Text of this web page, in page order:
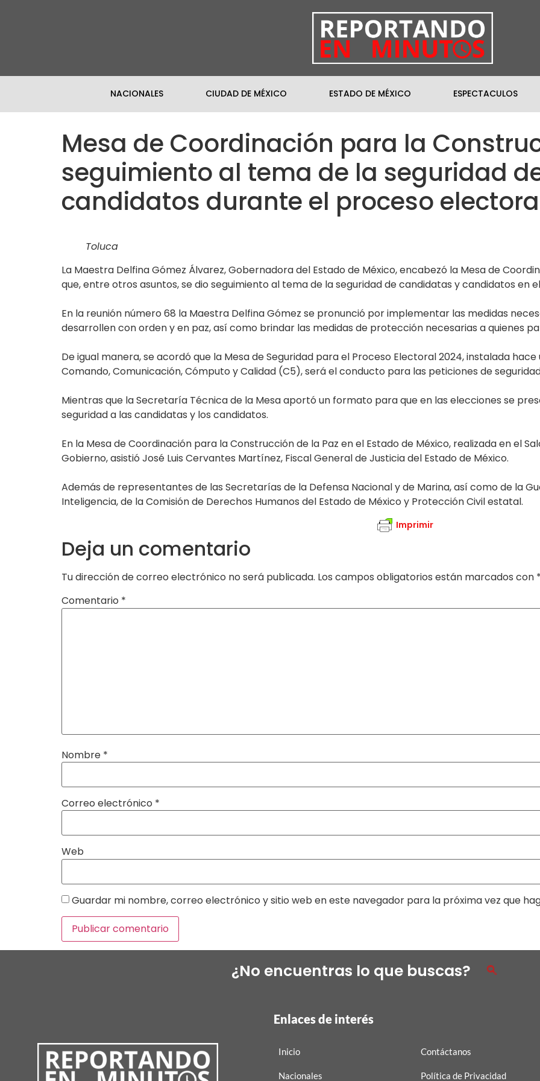
NACIONALES CIUDAD DE MÉXICO ESTADO DE MÉXICO ESPECTACULOS
Mesa de Coordinación para la
seguimiento al tema de la seguridad
candidatos durante el proceso
Toluca
La Maestra Delfina Gómez Álvarez, Gobernadora del Estado de México, encabezó la Mesa de
que, entre otros asuntos, se dio seguimiento al tema de la seguridad de candidatas y candidatos en
En la reunión número 68 la Maestra Delfina Gómez se pronunció por implementar las medidas
desarrollen con orden y en paz, así como brindar las medidas de protección necesarias a quienes
De igual manera, se acordó que la Mesa de Seguridad para el Proceso Electoral 2024, instalada
Comando, Comunicación, Cómputo y Calidad (C5), será el conducto para las peticiones de
Mientras que la Secretaría Técnica de la Mesa aportó un formato para que en las elecciones se
seguridad a las candidatas y los candidatos.
En la Mesa de Coordinación para la Construcción de la Paz en el Estado de México, realizada en el
Gobierno, asistió José Luis Cervantes Martínez, Fiscal General de Justicia del Estado de México.
Además de representantes de las Secretarías de la Defensa Nacional y de Marina, así como de la
Inteligencia, de la Comisión de Derechos Humanos del Estado de México y Protección Civil estatal.
Imprimir
Deja un comentario
Tu dirección de correo electrónico no será publicada. Los campos obligatorios están marcados con
Comentario *
Nombre *
Correo electrónico *
Web
Guardar mi nombre, correo electrónico y sitio web en este navegador para la próxima vez que
¿No encuentras lo que buscas?
Enlaces de interés
Inicio
Nacionales
Contáctanos
Política de Privacidad